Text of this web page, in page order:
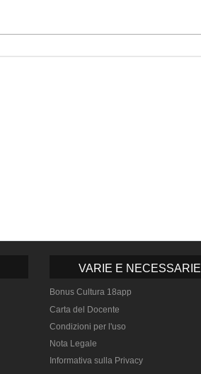
VARIE E NECESSARIE
Bonus Cultura 18app
Carta del Docente
Condizioni per l'uso
Nota Legale
Informativa sulla Privacy